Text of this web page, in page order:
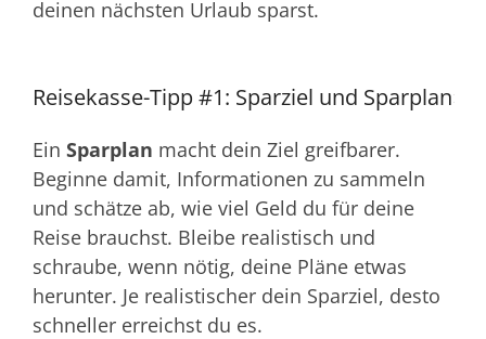
deinen nächsten Urlaub sparst.
Reisekasse-Tipp #1: Sparziel und Sparplan
Ein Sparplan macht dein Ziel greifbarer.
Beginne damit, Informationen zu sammeln
und schätze ab, wie viel Geld du für deine
Reise brauchst. Bleibe realistisch und
schraube, wenn nötig, deine Pläne etwas
herunter. Je realistischer dein Sparziel, desto
schneller erreichst du es.